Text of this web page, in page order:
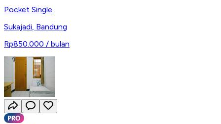
Pocket Single
Sukajadi Bandung
Rp850.000 / bulan